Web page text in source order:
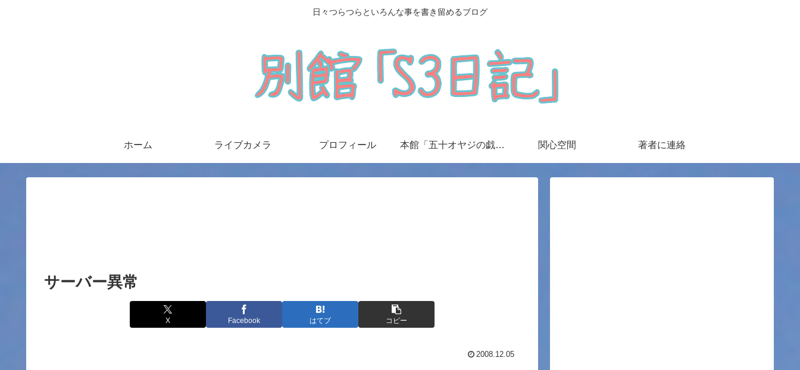
日々つらつらといろんな事を書き留めるブログ
ホーム ライブカメラ プロフィール 本館「五十オヤジの戯言日記」 関心空間 著者に連絡
サーバー異常
X Facebook はてブ コピー
2008.12.05